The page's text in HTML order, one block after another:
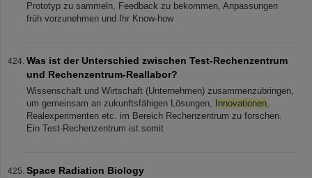
Prototyp zu sammeln, Feedback zu bekommen, Anpassungen
früh vorzunehmen und Ihr Know-how
Was ist der Unterschied zwischen Test-Rechenzentrum
und Rechenzentrum-Reallabor?
Wissenschaft und Wirtschaft (Unternehmen) zusammenzubringen,
um gemeinsam an zukunftsfähigen Lösungen,
Innovationen,
Realexperimenten etc. im Bereich Rechenzentrum zu forschen.
Ein Test-Rechenzentrum ist somit
Space Radiation Biology